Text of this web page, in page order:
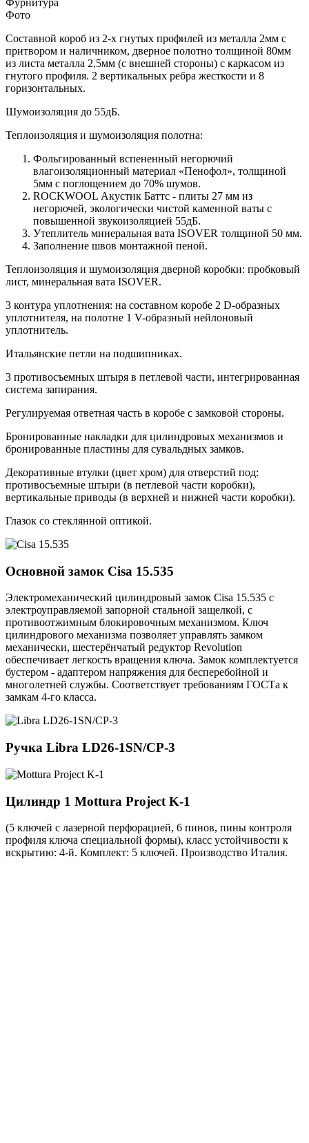
Фурнитура
Фото
Составной короб из 2-х гнутых профилей из металла 2мм с
притвором и наличником, дверное полотно толщиной 80мм
из листа металла 2,5мм (с внешней стороны) c каркасом из
гнутого профиля. 2 вертикальных ребра жесткости и 8
горизонтальных.
Шумоизоляция до 55дБ.
Теплоизоляция и шумоизоляция полотна:
Фольгированный вспененный негорючий
влагоизоляционный материал «Пенофол», толщиной
5мм с поглощением до 70% шумов.
ROCKWOOL Акустик Баттс - плиты 27 мм из
негорючей, экологически чистой каменной ваты с
повышенной звукоизоляцией 55дБ.
Утеплитель минеральная вата ISOVER толщиной 50 мм.
Заполнение швов монтажной пеной.
Теплоизоляция и шумоизоляция дверной коробки: пробковый
лист, минеральная вата ISOVER.
3 контура уплотнения: на составном коробе 2 D-образных
уплотнителя, на полотне 1 V-образный нейлоновый
уплотнитель.
Итальянские петли на подшипниках.
3 противосъемных штыря в петлевой части, интегрированная
система запирания.
Регулируемая ответная часть в коробе с замковой стороны.
Бронированные накладки для цилиндровых механизмов и
бронированные пластины для сувальдных замков.
Декоративные втулки (цвет хром) для отверстий под:
противосъемные штыри (в петлевой части коробки),
вертикальные приводы (в верхней и нижней части коробки).
Глазок со стеклянной оптикой.
Основной замок Cisa 15.535
Электромеханический цилиндровый замок Cisa 15.535 с
электроуправляемой запорной стальной защелкой, с
противоотжимным блокировочным механизмом. Ключ
цилиндрового механизма позволяет управлять замком
механически, шестерёнчатый редуктор Revolution
обеспечивает легкость вращения ключа. Замок комплектуется
бустером - адаптером напряжения для бесперебойной и
многолетней службы. Соответствует требованиям ГОСТа к
замкам 4-го класса.
Ручка Libra LD26-1SN/CP-3
Цилиндр 1 Mottura Project K-1
(5 ключей с лазерной перфорацией, 6 пинов, пины контроля
профиля ключа специальной формы), класс устойчивости к
вскрытию: 4-й. Комплект: 5 ключей. Производство Италия.